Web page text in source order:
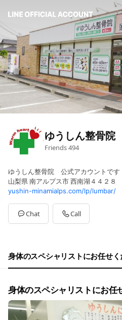
ゆうしん整骨
Friends494
ゆうしん整骨院 公式アカウントです
山梨県 南アルプス市 西南湖４４２８
yushin-minamialps.com/lp/lumbar/
Chat Call
身体のスペシャリストにお任せ
身体のスペシャリストにお